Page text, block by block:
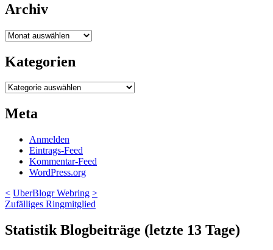
Archiv
Archiv
Kategorien
Kategorien
Meta
Anmelden
Eintrags-Feed
Kommentar-Feed
WordPress.org
< UberBlogr Webring >
Zufälliges Ringmitglied
Statistik Blogbeiträge (letzte 13 Tage)